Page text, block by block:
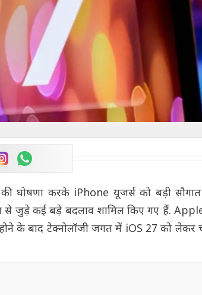
घोषणा करके iPhone यूजर्स को बड़ी
से जुड़े कई बड़े बदलाव शामिल किए गए हैं.
के बाद टेक्नोलॉजी जगत में iOS 27 को लेकर